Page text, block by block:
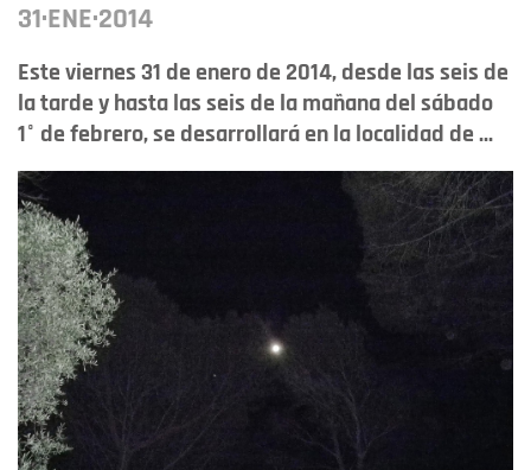
31·ENE·2014
Este viernes 31 de enero de 2014, desde las seis de
la tarde y hasta las seis de la mañana del sábado
1° de febrero, se desarrollará en la localidad de ...